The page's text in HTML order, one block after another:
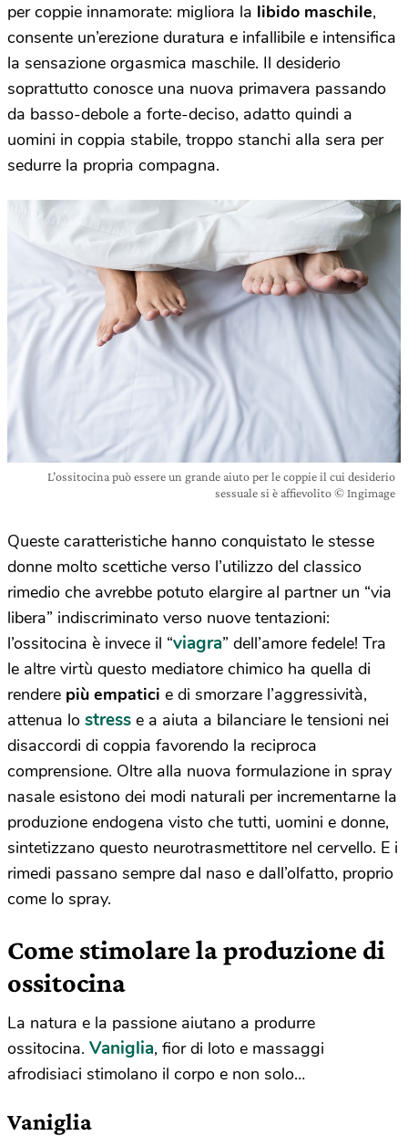
per coppie innamorate: migliora la libido maschile,
consente un’erezione duratura e infallibile e intensifica
la sensazione orgasmica maschile. Il desiderio
soprattutto conosce una nuova primavera passando
da basso-debole a forte-deciso, adatto quindi a
uomini in coppia stabile, troppo stanchi alla sera per
sedurre la propria compagna.
L’ossitocina può essere un grande aiuto per le coppie il cui desiderio
sessuale si è affievolito © Ingimage
Queste caratteristiche hanno conquistato le stesse
donne molto scettiche verso l’utilizzo del classico
rimedio che avrebbe potuto elargire al partner un “via
libera” indiscriminato verso nuove tentazioni:
l’ossitocina è invece il “viagra” dell’amore fedele! Tra
le altre virtù questo mediatore chimico ha quella di
rendere più empatici e di smorzare l’aggressività,
attenua lo stress e a aiuta a bilanciare le tensioni nei
disaccordi di coppia favorendo la reciproca
comprensione. Oltre alla nuova formulazione in spray
nasale esistono dei modi naturali per incrementarne la
produzione endogena visto che tutti, uomini e donne,
sintetizzano questo neurotrasmettitore nel cervello. E i
rimedi passano sempre dal naso e dall’olfatto, proprio
come lo spray.
Come stimolare la produzione di
ossitocina
La natura e la passione aiutano a produrre
ossitocina. Vaniglia, fior di loto e massaggi
afrodisiaci stimolano il corpo e non solo…
Vaniglia